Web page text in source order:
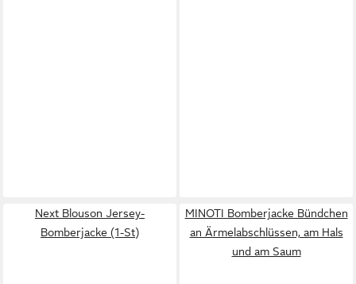
Next Blouson Jersey-
Bomberjacke (1-St)
MINOTI Bomberjacke Bündchen
an Ärmelabschlüssen, am Hals
und am Saum